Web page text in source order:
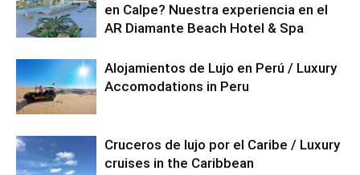
en Calpe? Nuestra experiencia en el
AR Diamante Beach Hotel & Spa
Alojamientos de Lujo en Perú / Luxury
Accomodations in Peru
Cruceros de lujo por el Caribe / Luxury
cruises in the Caribbean